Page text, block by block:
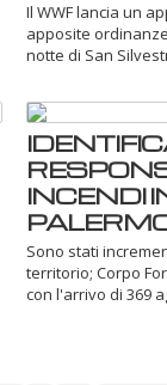
Il WWF lancia un
apposite
notte di San
INCENDI
Sono stati
territorio; Corpo
con l'arrivo di 369